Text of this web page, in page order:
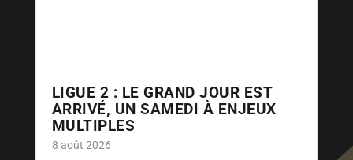
LIGUE 2 : LE GRAND JOUR EST
ARRIVÉ, UN SAMEDI À ENJEUX
MULTIPLES
8 août 2026